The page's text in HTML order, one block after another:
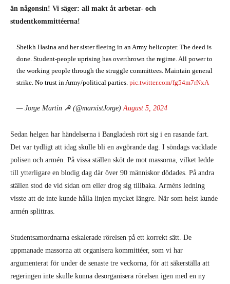
än någonsin! Vi säger: all makt åt arbetar- och
studentkommittéerna!
Sheikh Hasina and her sister fleeing in an Army helicopter. The deed is
done. Student-people uprising has overthrown the regime. All power to
the working people through the struggle committees. Maintain general
strike. No trust in Army/political parties.pic.twitter.com/fg54m7rNxA
— Jorge Martin ☭ (@marxistJorge)August 5, 2024
Sedan helgen har händelserna i Bangladesh rört sig i en rasande fart.
Det var tydligt att idag skulle bli en avgörande dag. I söndags vacklade
polisen och armén. På vissa ställen sköt de mot massorna, vilket ledde
till ytterligare en blodig dag där över 90 människor dödades. På andra
ställen stod de vid sidan om eller drog sig tillbaka. Arméns ledning
visste att de inte kunde hålla linjen mycket längre. När som helst kunde
armén splittras.
Studentsamordnarna eskalerade rörelsen på ett korrekt sätt. De
uppmanade massorna att organisera kommittéer, som vi har
argumenterat för under de senaste tre veckorna, för att säkerställa att
regeringen inte skulle kunna desorganisera rörelsen igen med en ny